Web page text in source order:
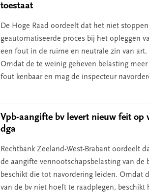
toestaat
De Hoge Raad oordeelt dat het niet
geautomatiseerde proces bij het opleggen
een fout in de ruime en neutrale zin van art.
Omdat de te weinig geheven belasting
fout kenbaar en mag de inspecteur
Vpb-aangifte bv levert nieuw feit op
dga
Rechtbank Zeeland-West-Brabant oordeelt
de aangifte vennootschapsbelasting van de
beschikt die tot navordering leiden. Omdat
van de bv niet hoeft te raadplegen, beschikt